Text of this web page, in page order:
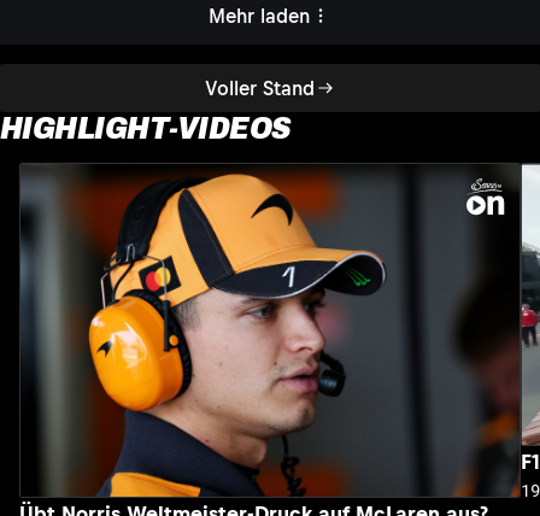
Voller Stand
Mehr laden
HIGHLIGHT-VIDEOS